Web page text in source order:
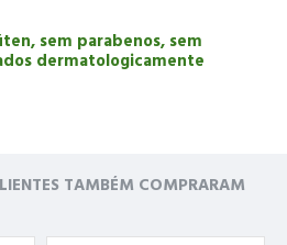
sem parabenos, sem
dermatologicamente
TAMBÉM COMPRARAM